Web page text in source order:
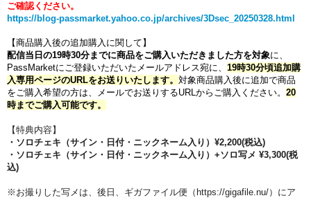
ご確認ください。
https://blog-passmarket.yahoo.co.jp/archives/3Dsec_20250328.html
【商品購入後の追加購入に関して】
配信当日の19時30分までに商品をご購入いただきました方を対象に、
PassMarketにご登録いただいたメールアドレス宛に、 19時30分頃追加購
入専用ページのURLをお送りいたします。 対象商品購入後に追加で商品
をご購入希望の方は、メールでお送りするURLからご購入ください。 20
時までご購入可能です。
【特典内容】
・ソロチェキ（サイン・日付・ニックネーム入り） ¥2,200(税込)
・ソロチェキ（サイン・日付・ニックネーム入り） +ソロ写メ ¥3,300(税
込)
※お撮りした写メは、後日、ギガファイル便（https://gigafile.nu/）にア